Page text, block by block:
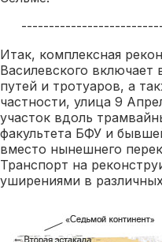
Итак, комплексная
Василевского включает
путей и тротуаров, а
частности, улица 9
участок вдоль
факультета БФУ и
вместо нынешнего
Транспорт на
уширениями в